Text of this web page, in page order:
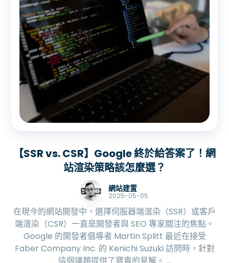
【SSR vs. CSR】Google 終於給答案了！網
站渲染策略該怎麼選？
網站建置
2025-05-05
在現今的網站開發中，選擇伺服器端渲染（SSR）或客戶
端渲染（CSR）一直是開發者與 SEO 專家關注的焦點。
Google 的開發者倡導者 Martin Splitt 最近在接受
Faber Company Inc. 的 Kenichi Suzuki 訪問時，針對